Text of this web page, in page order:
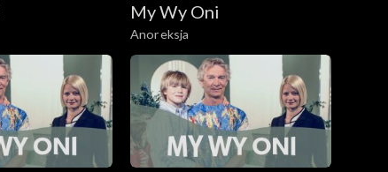
My Wy Oni
Anoreksja